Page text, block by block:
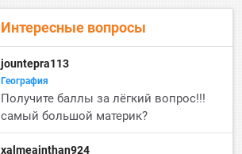
Интересные вопросы
jountepra113
География
Получите баллы за лёгкий вопрос!!!
самый большой материк?
xalmeainthan924